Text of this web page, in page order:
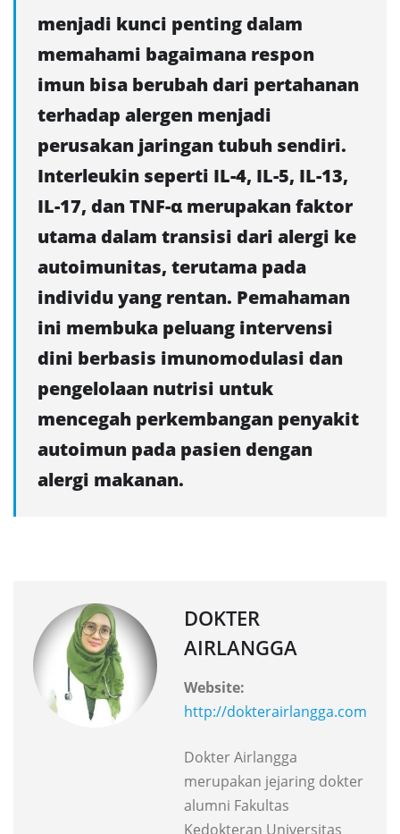
menjadi kunci penting dalam
memahami bagaimana respon
imun bisa berubah dari pertahanan
terhadap alergen menjadi
perusakan jaringan tubuh sendiri.
Interleukin seperti IL-4, IL-5, IL-13,
IL-17, dan TNF-α merupakan faktor
utama dalam transisi dari alergi ke
autoimunitas, terutama pada
individu yang rentan. Pemahaman
ini membuka peluang intervensi
dini berbasis imunomodulasi dan
pengelolaan nutrisi untuk
mencegah perkembangan penyakit
autoimun pada pasien dengan
alergi makanan.
DOKTER
AIRLANGGA
Website:
http://dokterairlangga.com
Dokter Airlangga
merupakan jejaring dokter
alumni Fakultas
Kedokteran Universitas